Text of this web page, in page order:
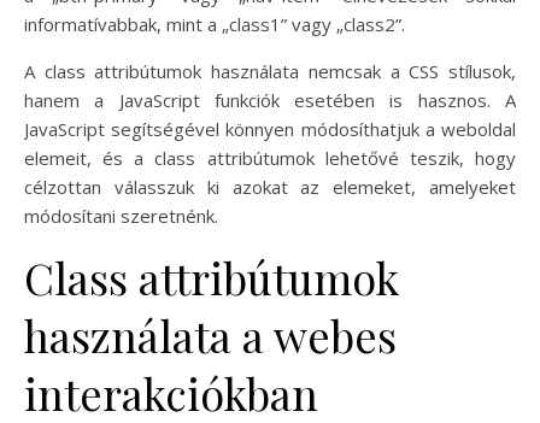
informatívabbak, mint a „class1” vagy „class2”.
A class attribútumok használata nemcsak a CSS stílusok,
hanem a JavaScript funkciók esetében is hasznos. A
JavaScript segítségével könnyen módosíthatjuk a weboldal
elemeit, és a class attribútumok lehetővé teszik, hogy
célzottan válasszuk ki azokat az elemeket, amelyeket
módosítani szeretnénk.
Class attribútumok
használata a webes
interakciókban